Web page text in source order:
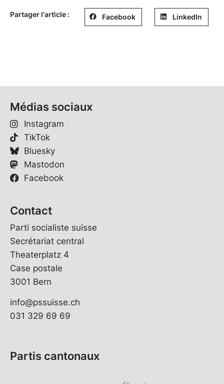
Partager l'article : Facebook LinkedIn
Médias sociaux
Instagram
TikTok
Bluesky
Mastodon
Facebook
Contact
Parti socialiste suisse
Secrétariat central
Theaterplatz 4
Case postale
3001 Bern
info@pssuisse.ch
031 329 69 69
Partis cantonaux